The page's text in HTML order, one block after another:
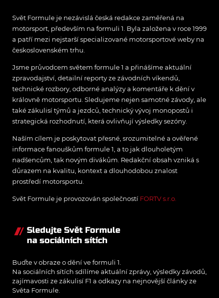
Svět Formule je nezávislá česká redakce zaměřená na
motorsport, především na formuli 1. Byla založena v roce 1999
a patří mezi nejstarší specializované motorsportové weby na
československém trhu.
Jsme průvodcem světem formule 1 a přinášíme aktuální
zpravodajství, detailní reporty ze závodních víkendů,
technické rozbory, odborné analýzy a komentáře k dění v
královně motorsportu. Sledujeme nejen samotné závody, ale
také zákulisí týmů a jezdců, technický vývoj monopostů i
strategická rozhodnutí, která ovlivňují výsledky sezóny.
Naším cílem je poskytovat přesné, srozumitelné a ověřené
informace fanouškům formule 1, a to jak dlouholetým
nadšencům, tak novým divákům. Redakční obsah vzniká s
důrazem na kvalitu, kontext a dlouhodobou znalost
prostředí motorsportu.
Svět Formule je provozován společností FORTV s.r.o.
Sledujte Svět Formule
na sociálních sítích
Buďte v obraze o dění ve formuli 1.
Na sociálních sítích sdílíme aktuální zprávy, výsledky závodů,
zajímavosti ze zákulisí F1 a odkazy na nejnovější články ze
Světa Formule.